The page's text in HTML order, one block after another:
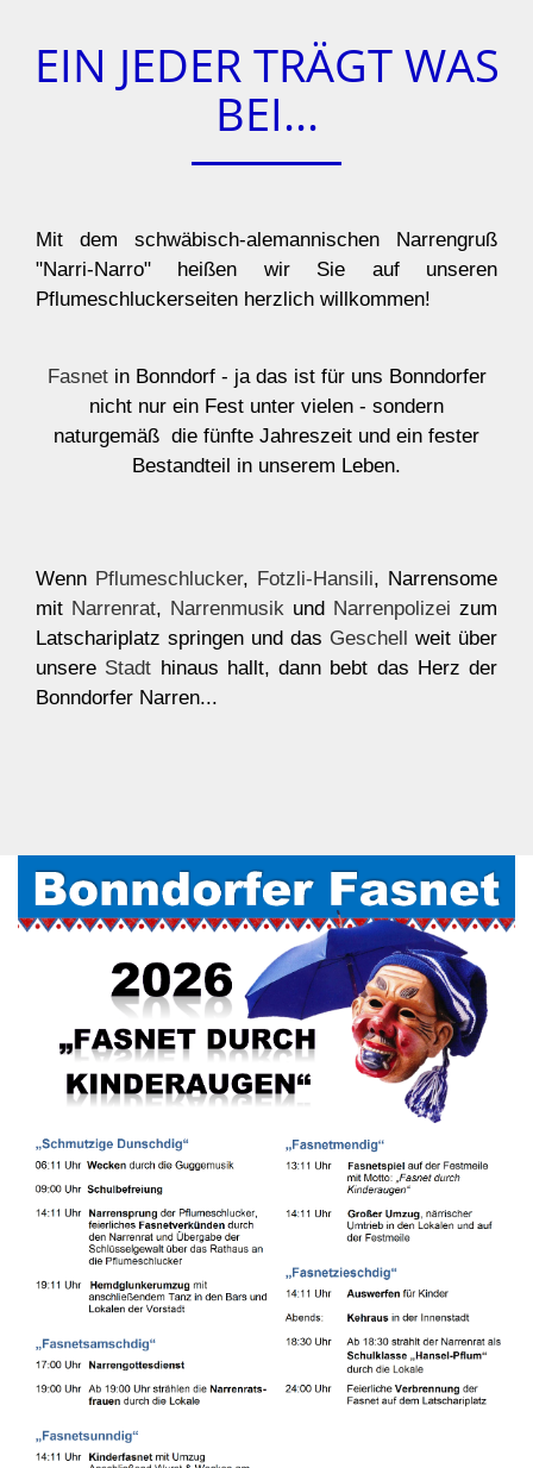
EIN JEDER TRÄGT WAS
BEI...
Mit dem schwäbisch-alemannischen Narrengruß
"Narri-Narro" heißen wir Sie auf unseren
Pflumeschluckerseiten herzlich willkommen!
Fasnetin Bonndorf - ja das ist für uns Bonndorfer
nicht nur ein Fest unter vielen - sondern
naturgemäß die fünfte Jahreszeit und ein fester
Bestandteil in unserem Leben.
Wenn Pflumeschlucker, Fotzli-Hansili, Narrensome
mit Narrenrat, Narrenmusik und Narrenpolizei zum
Latschariplatz springen und das Geschell weit über
unsere Stadt hinaus hallt, dann bebt das Herz der
Bonndorfer Narren...